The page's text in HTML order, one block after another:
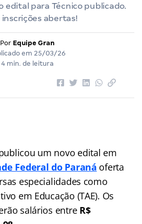
edital para Técnico publicado.
abertas!
Por Equipe Gran
em 25/03/26
4 min. de leitura
um novo edital em
Federal do Paraná oferta
especialidades como
em Educação (TAE). Os
salários entre R$